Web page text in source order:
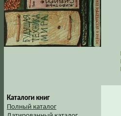
Каталоги книг
Полный каталог